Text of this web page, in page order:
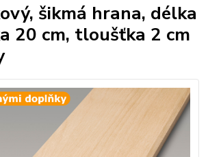
šikmá hrana, délka
20 cm, tloušťka 2 cm